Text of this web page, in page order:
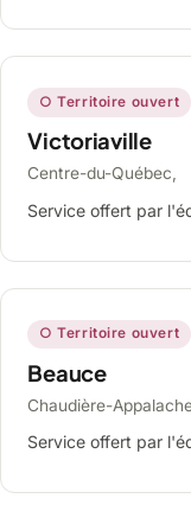
○ Territoire ouvert
Victoriaville
Centre-du-Québec,
Service offert par
○ Territoire ouvert
Beauce
Chaudière-
Service offert par